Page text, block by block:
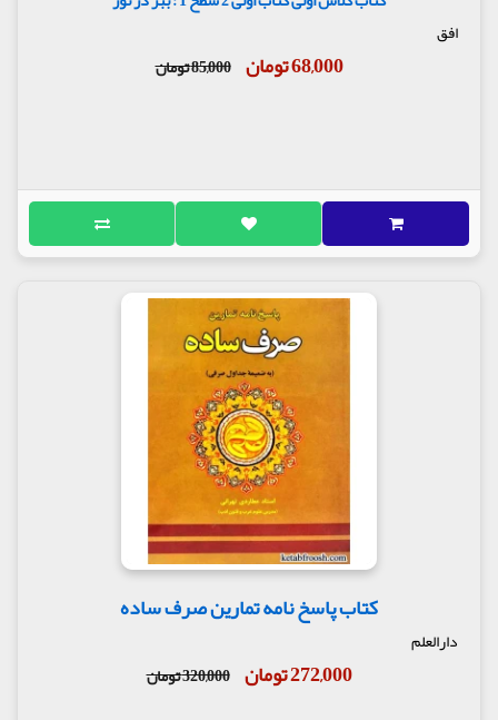
افق
68,000 تومان 85,000 تومان
کتاب پاسخ نامه تمارین صرف ساده
دارالعلم
272,000 تومان 320,000 تومان